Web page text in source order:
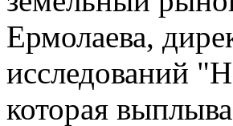
Ермолаева,
исследований
которая